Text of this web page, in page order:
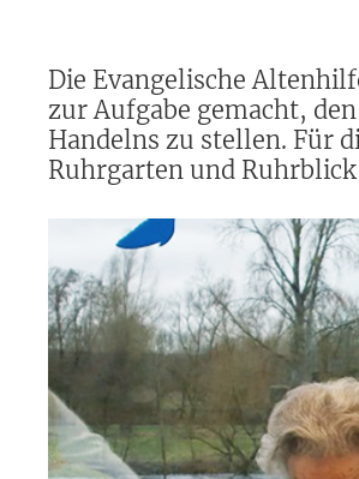
Die Evangelische
zur Aufgabe gemacht,
Handelns zu stellen. Für
Ruhrgarten und